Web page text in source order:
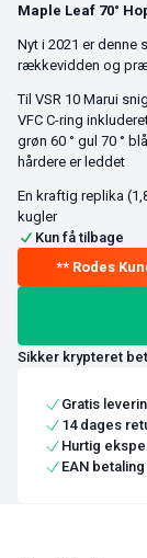
Maple Leaf 70°
Nyt i 2021 er
rækkevidden og
Til VSR 10 Marui
VFC C-ring
grøn 60 ° gul 70 °
hårdere er leddet
En kraftig replika
kugler
Kun få tilbage
Sikker krypteret
Gratis
14 dages
Hurtig
EAN